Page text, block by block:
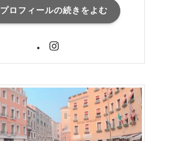
プロフィールの続きをよむ